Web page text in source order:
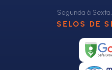
Segunda à Sexta,
SELOS DE